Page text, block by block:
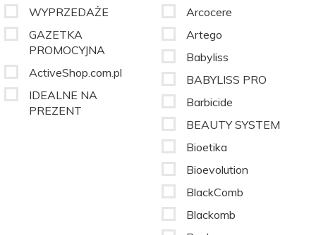
WYPRZEDAŻE
GAZETKA
PROMOCYJNA
ActiveShop.com.pl
IDEALNE NA
PREZENT
Arcocere
Artego
Babyliss
BABYLISS PRO
Barbicide
BEAUTY SYSTEM
Bioetika
Bioevolution
BlackComb
Blackomb